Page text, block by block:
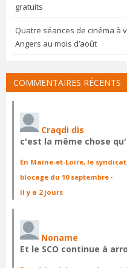
gratuits
Quatre séances de cinéma à
Angers au mois d’août
COMMENTAIRES RÉCENTS
Craqdi dis
c'est la même chose
En Maine-et-Loire, le
blocage du 10 septembre ·
il y a 2 jours
Noname
Et le SCO continue à